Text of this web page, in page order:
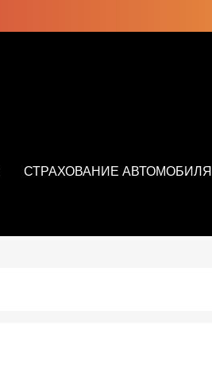
СТРАХОВАНИЕ АВТОМОБИЛЯ